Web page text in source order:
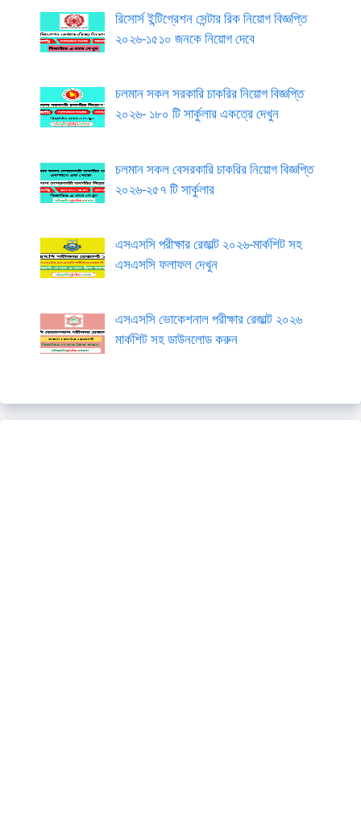
রিসোর্স ইন্টিগ্রেশন সেন্টার রিক নিয়োগ বিজ্ঞপ্তি
২০২৬-১৫১০ জনকে নিয়োগ দেবে
চলমান সকল সরকারি চাকরির নিয়োগ বিজ্ঞপ্তি
২০২৬- ১৮০ টি সার্কুলার একত্রে দেখুন
চলমান সকল বেসরকারি চাকরির নিয়োগ বিজ্ঞপ্তি
২০২৬-২৫৭ টি সার্কুলার
এসএসসি পরীক্ষার রেজাল্ট ২০২৬-মার্কশিট সহ
এসএসসি ফলাফল দেখুন
এসএসসি ভোকেশনাল পরীক্ষার রেজাল্ট ২০২৬
মার্কশিট সহ ডাউনলোড করুন